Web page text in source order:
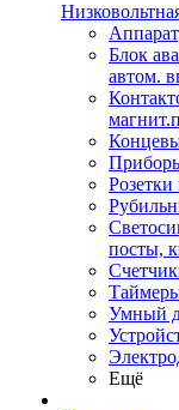
Блок
автом.
посты,
Умный
Ещё